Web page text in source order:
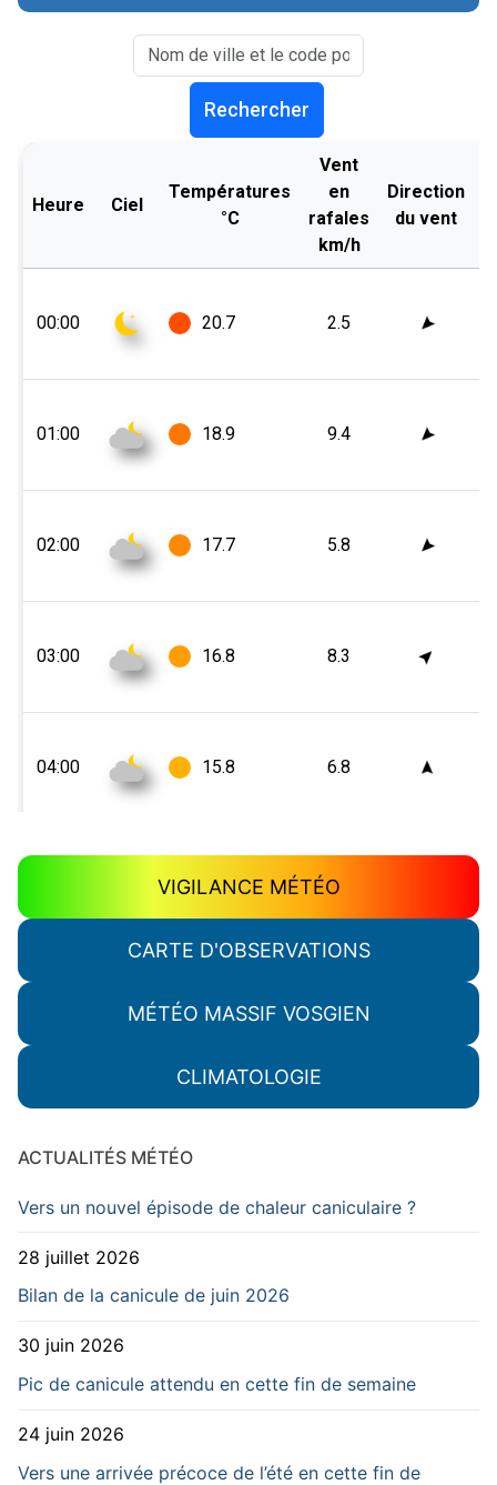
VIGILANCE MÉTÉO
CARTE D'OBSERVATIONS
MÉTÉO MASSIF VOSGIEN
CLIMATOLOGIE
ACTUALITÉS MÉTÉO
Vers un nouvel épisode de chaleur caniculaire ?
28 juillet 2026
Bilan de la canicule de juin 2026
30 juin 2026
Pic de canicule attendu en cette fin de semaine
24 juin 2026
Vers une arrivée précoce de l’été en cette fin de